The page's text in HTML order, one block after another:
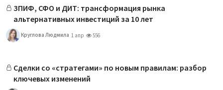
ЗПИФ, СФО и ДИТ: трансформация рынка
альтернативных инвестиций за 10 лет
Круглова Людмила 1 апр 556
Сделки со «стратегами» по новым правилам: разбор
ключевых изменений